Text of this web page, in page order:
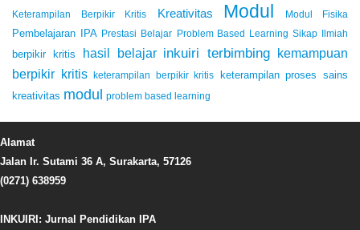
Keterampilan Berpikir Kritis Kreativitas Modul Modul Fisika
Pembelajaran IPA Prestasi Belajar Problem Based Learning Sikap Ilmiah
berpikir kritis hasil belajar inkuiri terbimbing kemampuan
berpikir kritis
keterampilan berpikir kritis
keterampilan proses sains
kreativitas modul problem based learning
Alamat
Jalan Ir. Sutami 36 A, Surakarta, 57126
(0271) 638959
INKUIRI: Jurnal Pendidikan IPA